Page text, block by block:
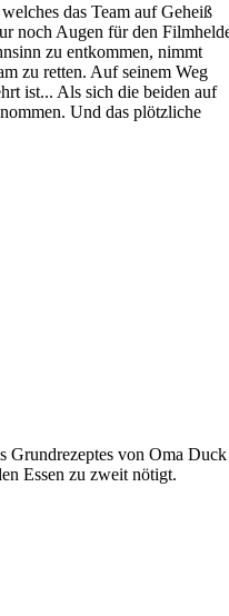
das Team auf Geheiß
noch Augen für den
zu entkommen, nimmt
zu retten. Auf seinem Weg
ist... Als sich die beiden auf
Und das plötzliche
von Oma
Essen zu zweit nötigt.